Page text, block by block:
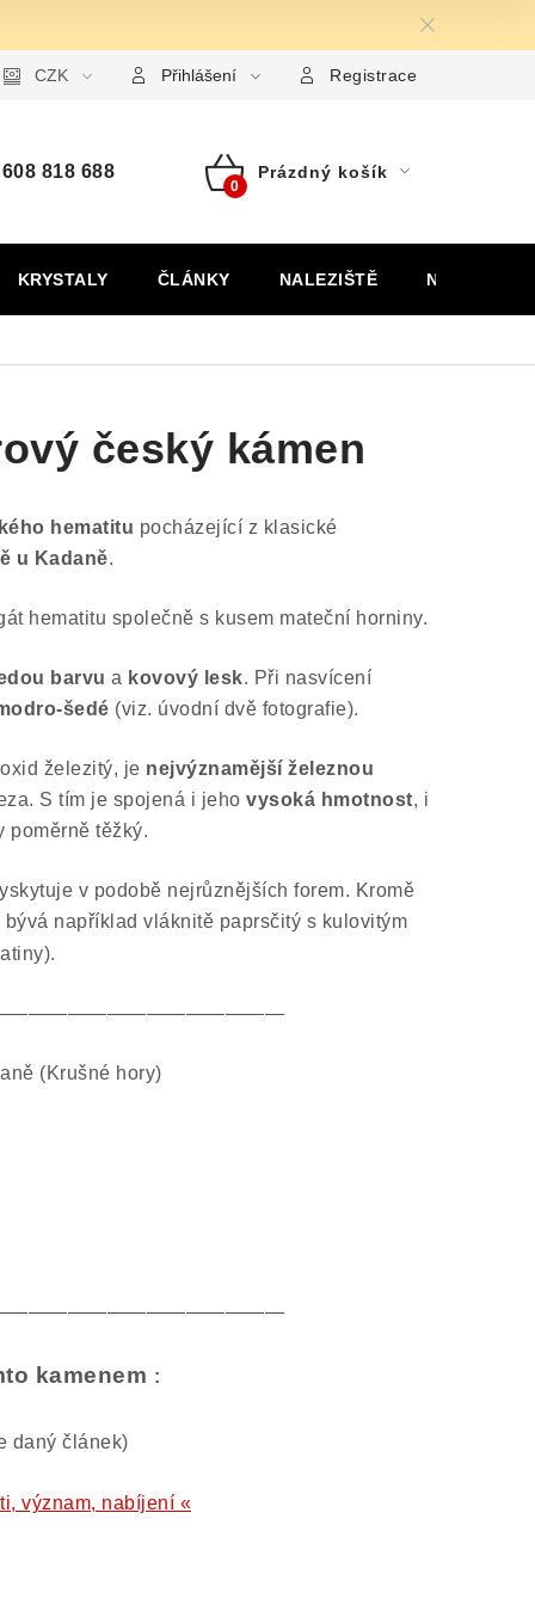
pro uplatnění reklamace Formulář pro odstoupení
CZK Přihlášení Registrace
608 818 688
Nákupní
Prázdný košík
KRYSTALY ČLÁNKY NALEZIŠTĚ NÁŠ PŘÍBĚH
český kámen
hematitu pocházející z klasické
u Kadaně.
hematitu společně s kusem mateční horniny.
barvu a kovový lesk. Při nasvícení
šedé (viz. úvodní dvě fotografie).
železitý, je nejvýznamější železnou
S tím je spojená i jeho vysoká hmotnost, i
poměrně těžký.
v podobě nejrůznějších forem. Kromě
například vláknitě paprsčitý s kulovitým
(Krušné hory)
kamenem :
daný článek)
význam, nabíjení «